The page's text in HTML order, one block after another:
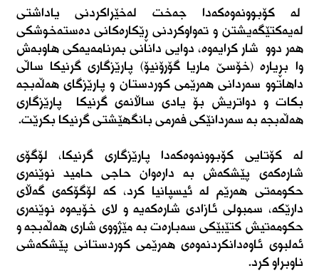
لە کۆبوونەوەکەدا جەخت لەخێراکردنی یاداشتی
لەیەکتێگەیشتن و تەواوکردنی ڕێکارەکانی دەستەخوشکی
هەر دوو شار کرایەوە، دوایی دانانی بەرنامەیەکی هاوبەش
وا بڕیارە (خۆسێ ماریا گۆرۆنیۆ) پارێزگاری گرنیکا ساڵی
داهاتوو سەردانی هەرێمی کوردستان و پارێزگای هەڵەبجە
بکات و دواتریش بۆ یادی ساڵانەی گرنیکا پارێزگاری
هەڵەبجە بە سەردانێکی فەرمی بانگهێشتی گرنیکا بکرێت.
لە کۆتایی کۆبوونەوەکەدا پارێزگاری گرنیکا، لۆگۆی
شارەکەی پێشکەش بە دارەوان حاجی حامید نوێنەری
حکومەتی هەرێم لە ئیسپانیا کرد، کە لۆگۆکەی گەڵای
دارێکە، سمبولی ئازادی شارەکەیە و لای خۆیەوە نوێنەری
حکومەتیش کتێبێکی سەبارەت بە مێژووی شاری هەڵەبجە و
ئەلبوی ئاوەدانکردنەوەی هەرێمی کوردستانی پێشکەشی
ناوبراو کرد.